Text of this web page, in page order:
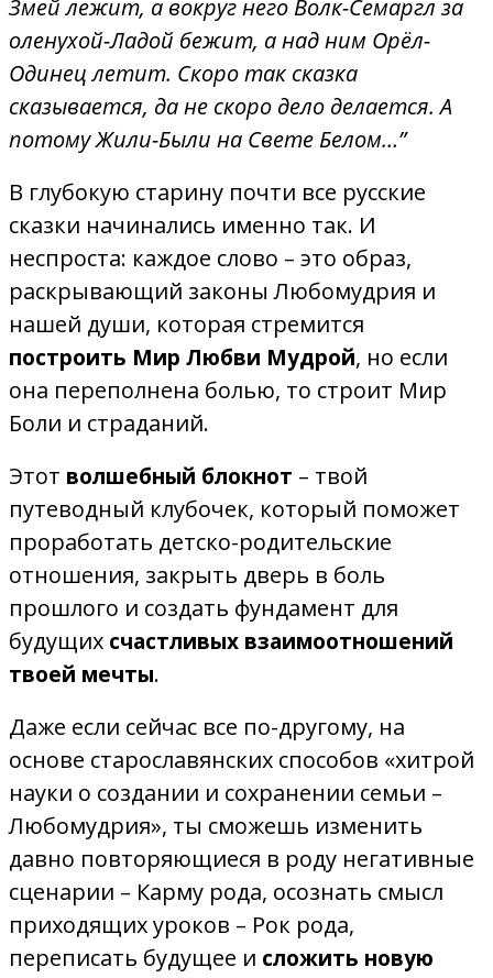
Змей лежит, а вокруг него Волк-Семаргл за
оленухой-Ладой бежит, а над ним Орёл-
Одинец летит. Скоро так сказка
сказывается, да не скоро дело делается. А
потому Жили-Были на Свете Белом…”
В глубокую старину почти все русские
сказки начинались именно так. И
неспроста: каждое слово – это образ,
раскрывающий законы Любомудрия и
нашей души, которая стремится
построить Мир Любви Мудрой, но если
она переполнена болью, то строит Мир
Боли и страданий.
Этот волшебный блокнот – твой
путеводный клубочек, который поможет
проработать детско-родительские
отношения, закрыть дверь в боль
прошлого и создать фундамент для
будущих счастливых взаимоотношений
твоей мечты.
Даже если сейчас все по-другому, на
основе старославянских способов «хитрой
науки о создании и сохранении семьи –
Любомудрия», ты сможешь изменить
давно повторяющиеся в роду негативные
сценарии – Карму рода, осознать смысл
приходящих уроков – Рок рода,
переписать будущее и сложить новую